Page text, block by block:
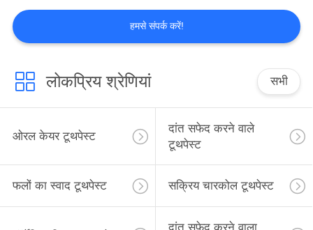
ओरल केयर टूथब्रश
88
हमसे संपर्क करें!
लोकप्रिय श्रेणियां सभी
ओरल केयर टूथपेस्ट
दांत सफेद करने वाले
टूथपेस्ट
फलों का स्वाद टूथपेस्ट सक्रिय चारकोल टूथपेस्ट